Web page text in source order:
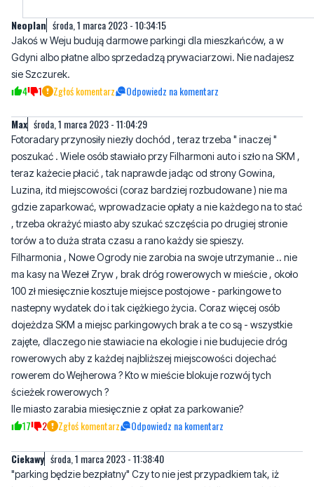
Neoplan środa, 1 marca 2023 - 10:34:15
Jakoś w Weju budują darmowe parkingi dla mieszkańców, a w
Gdyni albo płatne albo sprzedadzą prywaciarzowi. Nie nadajesz
sie Szczurek.
4 1 Zgłoś komentarz Odpowiedz na komentarz
Max środa, 1 marca 2023 - 11:04:29
Fotoradary przynosiły niezły dochód , teraz trzeba " inaczej "
poszukać . Wiele osób stawiało przy Filharmoni auto i szło na SKM ,
teraz każecie płacić , tak naprawde jadąc od strony Gowina,
Luzina, itd miejscowości (coraz bardziej rozbudowane ) nie ma
gdzie zaparkować, wprowadzacie opłaty a nie każdego na to stać
, trzeba okrażyć miasto aby szukać szczęścia po drugiej stronie
torów a to duża strata czasu a rano każdy sie spieszy.
Filharmonia , Nowe Ogrody nie zarobia na swoje utrzymanie .. nie
ma kasy na Wezeł Zryw , brak dróg rowerowych w mieście , około
100 zł miesięcznie kosztuje miejsce postojowe - parkingowe to
nastepny wydatek do i tak ciężkiego życia. Coraz więcej osób
dojeżdza SKM a miejsc parkingowych brak a te co są - wszystkie
zajęte, dlaczego nie stawiacie na ekologie i nie budujecie dróg
rowerowych aby z każdej najbliższej miejscowości dojechać
rowerem do Wejherowa ? Kto w mieście blokuje rozwój tych
ścieżek rowerowych ?
Ile miasto zarabia miesięcznie z opłat za parkowanie?
17 2 Zgłoś komentarz Odpowiedz na komentarz
Ciekawy środa, 1 marca 2023 - 11:38:40
"parking będzie bezpłatny" Czy to nie jest przypadkiem tak, iż